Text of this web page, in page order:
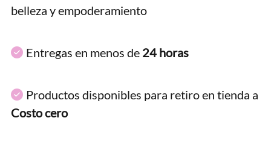
belleza y empoderamiento
Entregas en menos de 24 horas
Productos disponibles para retiro en tienda a
Costo cero